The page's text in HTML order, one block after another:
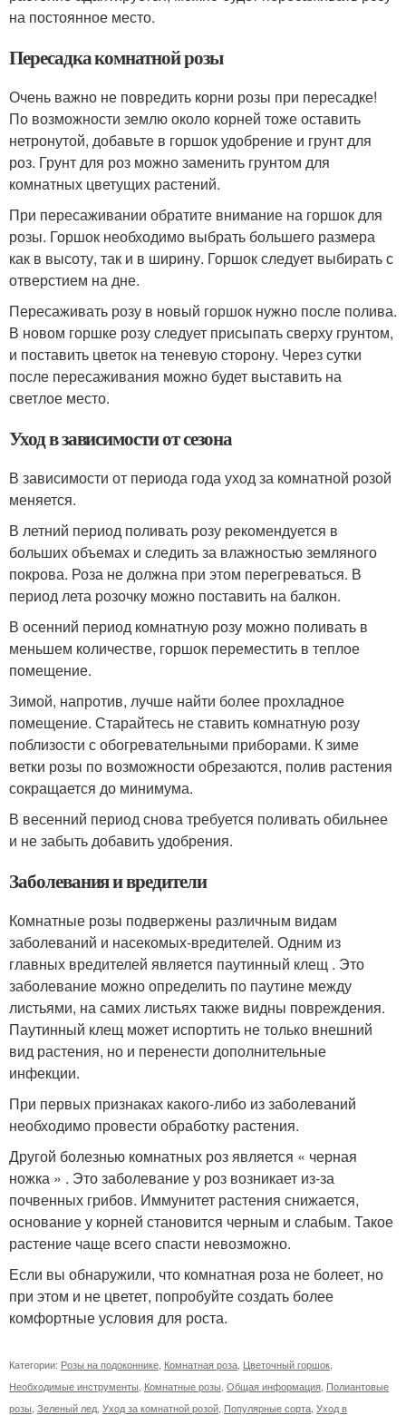
на постоянное место.
Пересадка комнатной розы
Очень важно не повредить корни розы при пересадке!
По возможности землю около корней тоже оставить
нетронутой, добавьте в горшок удобрение и грунт для
роз. Грунт для роз можно заменить грунтом для
комнатных цветущих растений.
При пересаживании обратите внимание на горшок для
розы. Горшок необходимо выбрать большего размера
как в высоту, так и в ширину. Горшок следует выбирать с
отверстием на дне.
Пересаживать розу в новый горшок нужно после полива.
В новом горшке розу следует присыпать сверху грунтом,
и поставить цветок на теневую сторону. Через сутки
после пересаживания можно будет выставить на
светлое место.
Уход в зависимости от сезона
В зависимости от периода года уход за комнатной розой
меняется.
В летний период поливать розу рекомендуется в
больших объемах и следить за влажностью земляного
покрова. Роза не должна при этом перегреваться. В
период лета розочку можно поставить на балкон.
В осенний период комнатную розу можно поливать в
меньшем количестве, горшок переместить в теплое
помещение.
Зимой, напротив, лучше найти более прохладное
помещение. Старайтесь не ставить комнатную розу
поблизости с обогревательными приборами. К зиме
ветки розы по возможности обрезаются, полив растения
сокращается до минимума.
В весенний период снова требуется поливать обильнее
и не забыть добавить удобрения.
Заболевания и вредители
Комнатные розы подвержены различным видам
заболеваний и насекомых-вредителей. Одним из
главных вредителей является паутинный клещ . Это
заболевание можно определить по паутине между
листьями, на самих листьях также видны повреждения.
Паутинный клещ может испортить не только внешний
вид растения, но и перенести дополнительные
инфекции.
При первых признаках какого-либо из заболеваний
необходимо провести обработку растения.
Другой болезнью комнатных роз является « черная
ножка » . Это заболевание у роз возникает из-за
почвенных грибов. Иммунитет растения снижается,
основание у корней становится черным и слабым. Такое
растение чаще всего спасти невозможно.
Если вы обнаружили, что комнатная роза не болеет, но
при этом и не цветет, попробуйте создать более
комфортные условия для роста.
Категории: Розы на подоконнике Комнатная роза Цветочный горшок
Необходимые инструменты Комнатные розы Общая информация Полиантовые
розы Зеленый лед Уход за комнатной розой Популярные сорта Уход в